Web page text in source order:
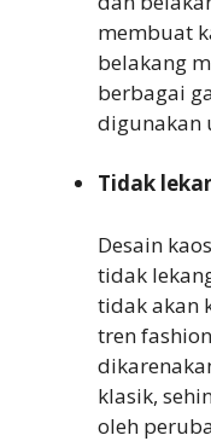
membuat
belakang
berbagai
digunakan
Tidak
Desain
tidak
tidak akan
tren
klasik,
oleh